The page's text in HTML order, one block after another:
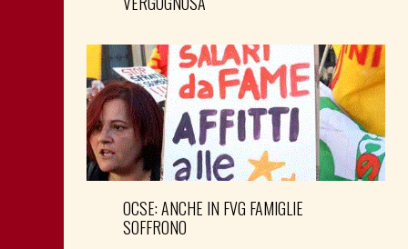
OCSE: ANCHE IN FVG FAMIGLIE
SOFFRONO